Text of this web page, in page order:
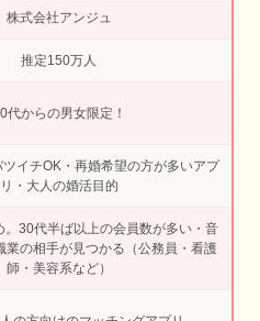
株式会社アンジュ
推定150万人
代からの男女限定！
イチOK・再婚希望の方が多いアプ
リ・大人の婚活目的
。30代半ば以上の会員数が多い・音
業の相手が見つかる（公務員・看護
師・美容系など）